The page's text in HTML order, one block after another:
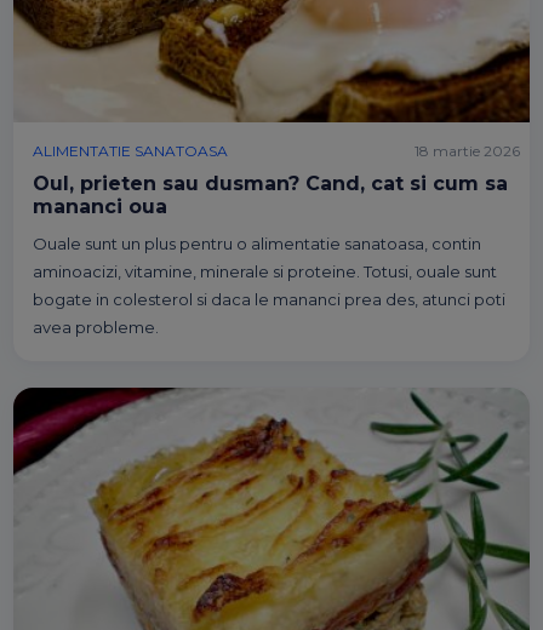
ALIMENTATIE SANATOASA
Oul, prieten sau dusman? Cand, cat si cum sa
mananci oua
Ouale sunt un plus pentru o alimentatie sanatoasa, contin
aminoacizi, vitamine, minerale si proteine. Totusi, ouale sunt
bogate in colesterol si daca le mananci prea des, atunci poti
avea probleme.
18 martie 2026